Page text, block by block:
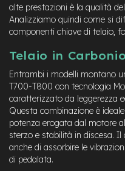
m
o
t
r
a
m
o
z
z
o
M
o
alte prestazioni è la qualità
Analizziamo quindi come si
componenti chiave di telaio,
Telaio in
Entrambi i modelli montano
T700-T800 con tecnologia
caratterizzato da leggerezza
Questa combinazione è
potenza erogata dal motore
sterzo e stabilità in discesa.
anche di assorbire le
di pedalata.